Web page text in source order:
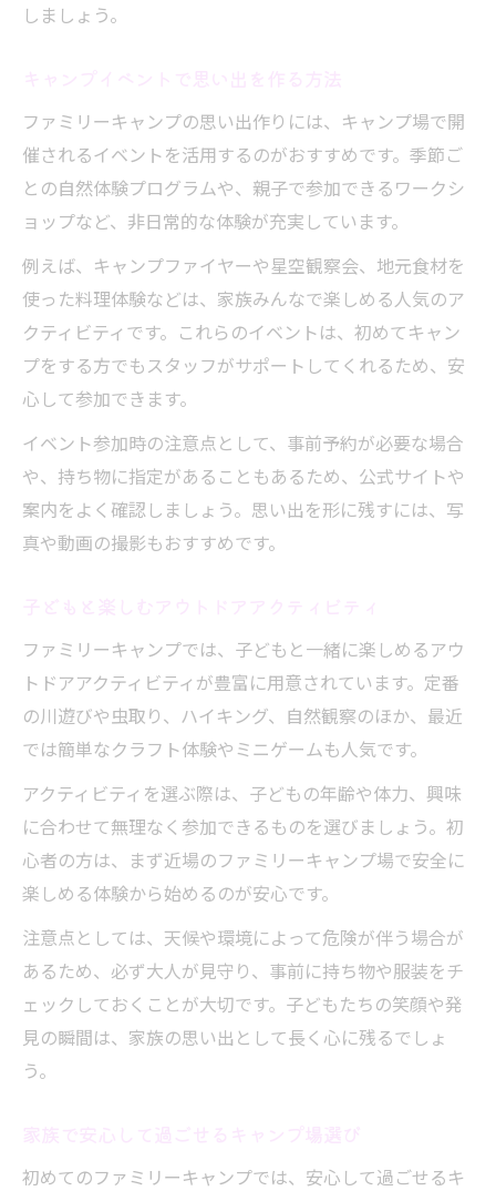
しましょう。
ファミリーキャンプの思い出作りには、キャンプ場で開
催されるイベントを活用するのがおすすめです。季節ご
との自然体験プログラムや、親子で参加できるワークシ
ョップなど、非日常的な体験が充実しています。
例えば、キャンプファイヤーや星空観察会、地元食材を
使った料理体験などは、家族みんなで楽しめる人気のア
クティビティです。これらのイベントは、初めてキャン
プをする方でもスタッフがサポートしてくれるため、安
心して参加できます。
イベント参加時の注意点として、事前予約が必要な場合
や、持ち物に指定があることもあるため、公式サイトや
案内をよく確認しましょう。思い出を形に残すには、写
真や動画の撮影もおすすめです。
ファミリーキャンプでは、子どもと一緒に楽しめるアウ
トドアアクティビティが豊富に用意されています。定番
の川遊びや虫取り、ハイキング、自然観察のほか、最近
では簡単なクラフト体験やミニゲームも人気です。
アクティビティを選ぶ際は、子どもの年齢や体力、興味
に合わせて無理なく参加できるものを選びましょう。初
心者の方は、まず近場のファミリーキャンプ場で安全に
楽しめる体験から始めるのが安心です。
注意点としては、天候や環境によって危険が伴う場合が
あるため、必ず大人が見守り、事前に持ち物や服装をチ
ェックしておくことが大切です。子どもたちの笑顔や発
見の瞬間は、家族の思い出として長く心に残るでしょ
う。
初めてのファミリーキャンプでは、安心して過ごせるキ